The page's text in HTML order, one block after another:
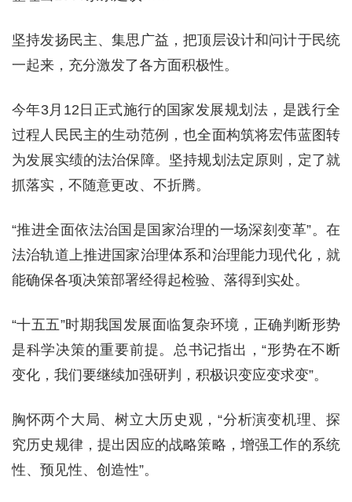
坚持发扬民主、集思广益，把顶层设计和问计于民统
一起来，充分激发了各方面积极性。
今年3月12日正式施行的国家发展规划法，是践行全
过程人民民主的生动范例，也全面构筑将宏伟蓝图转
为发展实绩的法治保障。坚持规划法定原则，定了就
抓落实，不随意更改、不折腾。
“推进全面依法治国是国家治理的一场深刻变革”。在
法治轨道上推进国家治理体系和治理能力现代化，就
能确保各项决策部署经得起检验、落得到实处。
“十五五”时期我国发展面临复杂环境，正确判断形势
是科学决策的重要前提。总书记指出，“形势在不断
变化，我们要继续加强研判，积极识变应变求变”。
胸怀两个大局、树立大历史观，“分析演变机理、探
究历史规律，提出因应的战略策略，增强工作的系统
性、预见性、创造性”。